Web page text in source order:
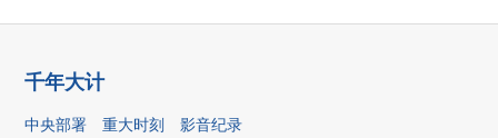
千年大计
中央部署 重大时刻 影音纪录